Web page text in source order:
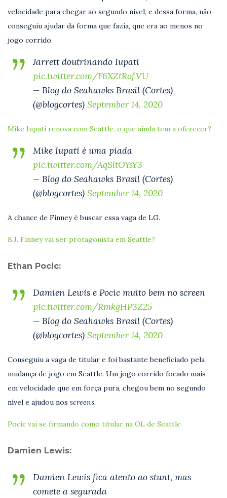
velocidade para chegar ao segundo nível, e dessa forma, não
conseguiu ajudar da forma que fazia, que era ao menos no
jogo corrido.
Jarrett doutrinando Iupati
pic.twitter.com/F6XZtRofVU
— Blog do Seahawks Brasil (Cortes)
(@blogcortes) September 14, 2020
Mike Iupati renova com Seattle, o que ainda tem a oferecer?
Mike Iupati é uma piada
pic.twitter.com/AqSltOYsY3
— Blog do Seahawks Brasil (Cortes)
(@blogcortes) September 14, 2020
A chance de Finney é buscar essa vaga de LG.
B.J. Finney vai ser protagonista em Seattle?
Ethan Pocic:
Damien Lewis e Pocic muito bem no screen
pic.twitter.com/RmkgHP3Z25
— Blog do Seahawks Brasil (Cortes)
(@blogcortes) September 14, 2020
Conseguiu a vaga de titular e foi bastante beneficiado pela
mudança de jogo em Seattle. Um jogo corrido focado mais
em velocidade que em força pura, chegou bem no segundo
nível e ajudou nos screens.
Pocic vai se firmando como titular na OL de Seattle
Damien Lewis:
Damien Lewis fica atento ao stunt, mas
comete a segurada